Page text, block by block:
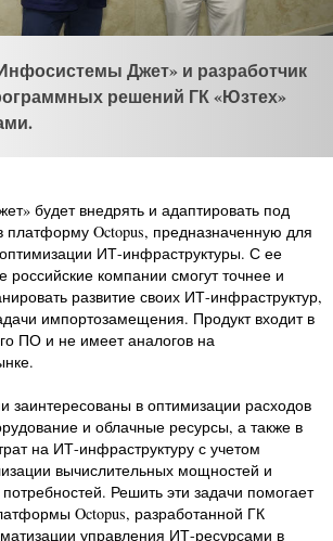
Джет» и разработчик
решений ГК «Юзтех»
будет внедрять и адаптировать под
платформу Octopus, предназначенную для
ИТ-инфраструктуры. С ее
компании смогут точнее и
развитие своих ИТ-инфраструктур,
импортозамещения. Продукт входит в
ПО и не имеет аналогов на
заинтересованы в оптимизации расходов
и облачные ресурсы, а также в
на ИТ-инфраструктуру с учетом
вычислительных мощностей и
Решить эти задачи помогает
Octopus, разработанной ГК
управления ИТ-ресурсами в